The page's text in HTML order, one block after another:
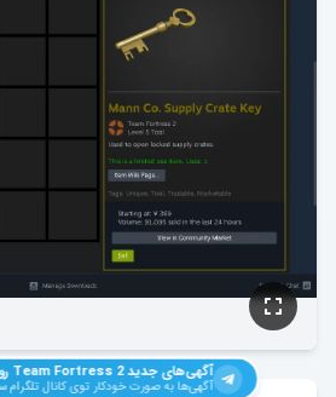
آگهی‌های جدیدTeam Fortress 2
آگهی‌ها به صورت خودکار توی کانال